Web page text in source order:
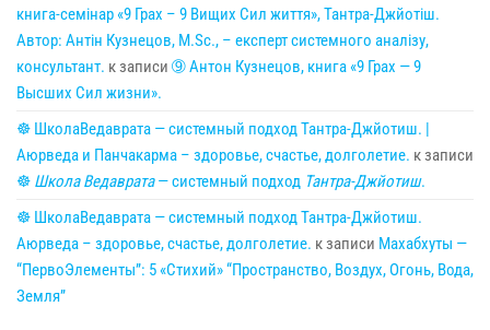
книга-семінар «9 Грах – 9 Вищих Сил життя», Тантра-Джйотіш.
Автор: Антін Кузнецов, M.Sc., – експерт системного аналізу,
консультант. к записи ➈ Антон Кузнецов, книга «9 Грах — 9
Высших Сил жизни».
☸ ШколаВедаврата — системный подход Тантра-Джйотиш. |
Аюрведа и Панчакарма – здоровье, счастье, долголетие. к записи
☸ Школа Ведаврата— системный подход Тантра-Джйотиш.
☸ ШколаВедаврата — системный подход Тантра-Джйотиш.
Аюрведа – здоровье, счастье, долголетие. к записи Махабхуты —
“ПервоЭлементы”: 5 «Стихий» “Пространство, Воздух, Огонь, Вода,
Земля”